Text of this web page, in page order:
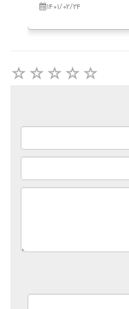
۱۴۰۱/۰۲/۲۴